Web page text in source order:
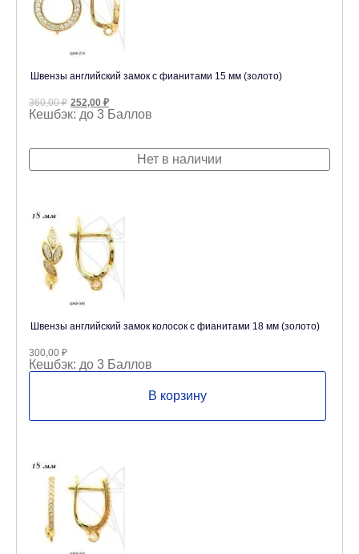
Швензы английский замок с фианитами 15 мм (золото)
360,00₽ Первоначальная
цена
252,00 ₽Текущая
цена:
Кешбэк: до 3 Баллов
Нет в наличии
Швензы английский замок колосок с фианитами 18 мм (золото)
300,00 ₽
Кешбэк: до 3 Баллов
В корзину